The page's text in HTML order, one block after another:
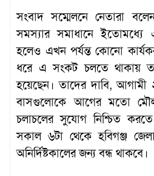
সংবাদ সম্মেলনে নেতারা
সমস্যার সমাধানে ইতোমধ্যে
হলেও এখন পর্যন্ত কোনো কার্যকর
ধরে এ সংকট চলতে থাকায়
হয়েছেন। তাদের দাবি, আগামী
বাসগুলোকে আগের মতো
চলাচলের সুযোগ নিশ্চিত
সকাল ৬টা থেকে হবিগঞ্জ
অনির্দিষ্টকালের জন্য বন্ধ থাকবে।